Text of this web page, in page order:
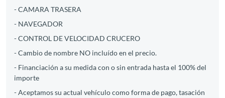
- CAMARA TRASERA
- NAVEGADOR
- CONTROL DE VELOCIDAD CRUCERO
- Cambio de nombre NO incluído en el precio.
- Financiación a su medida con o sin entrada hasta el 100% del
importe
- Aceptamos su actual vehículo como forma de pago, tasación